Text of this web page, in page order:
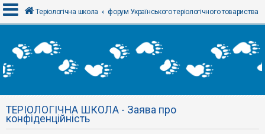
х
і
Р
е
Теріологічна школа форум Українського теріологічного товариства
ТЕРІОЛОГІЧНА ШКОЛА - Заява про
конфіденційність